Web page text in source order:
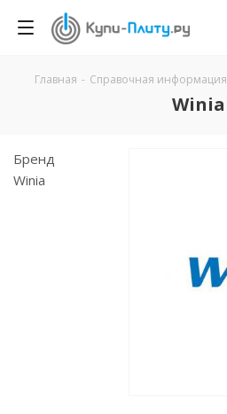
Главная - Справочная информация
Winia
Бренд
Winia